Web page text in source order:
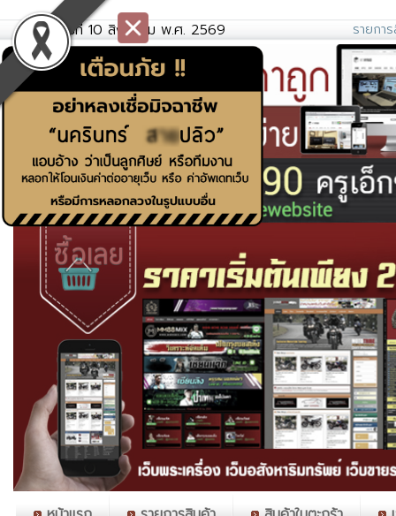
วันจันทร์ที่ 10 สิงหาคม พ.ศ. 2569 รายกา